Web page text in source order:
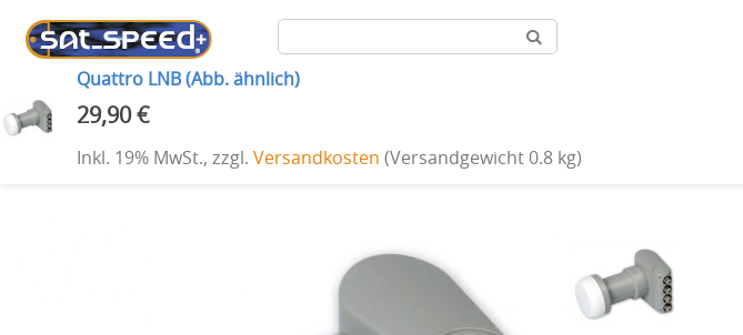
HOME PRIVAT TARIFE
Quattro LNB (Abb. ähnlich)
Quattro LNB (Abb. ähnlich)
29,90 €
Inkl. 19% MwSt., zzgl. Versandkosten (Versandgewicht 0.8 kg)